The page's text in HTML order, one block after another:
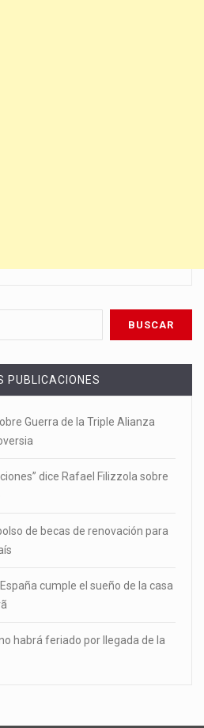
PUBLICACIONES
Guerra de la Triple Alianza
dice Rafael Filizzola sobre
de becas de renovación para
cumple el sueño de la casa
habrá feriado por llegada de la